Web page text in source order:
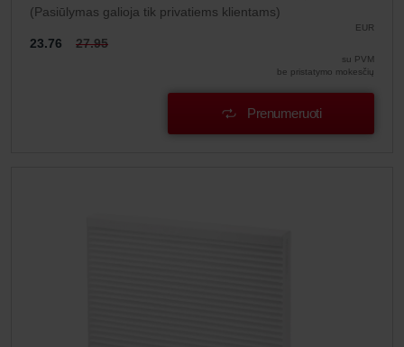
(Pasiūlymas galioja tik privatiems klientams)
EUR
23.76 27.95
su PVM
be pristatymo mokesčių
Prenumeruoti